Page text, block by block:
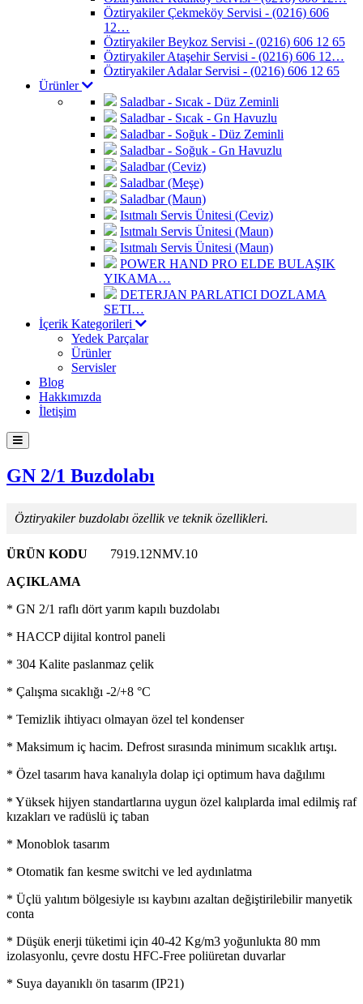
Öztiryakiler Çekmeköy Servisi - (0216) 606
12…
Öztiryakiler Beykoz Servisi - (0216) 606 12 65
Öztiryakiler Ataşehir Servisi - (0216) 606 12…
Öztiryakiler Adalar Servisi - (0216) 606 12 65
Ürünler
Saladbar - Sıcak - Düz Zeminli
Saladbar - Sıcak - Gn Havuzlu
Saladbar - Soğuk - Düz Zeminli
Saladbar - Soğuk - Gn Havuzlu
Saladbar (Ceviz)
Saladbar (Meşe)
Saladbar (Maun)
Isıtmalı Servis Ünitesi (Ceviz)
Isıtmalı Servis Ünitesi (Maun)
Isıtmalı Servis Ünitesi (Maun)
POWER HAND PRO ELDE BULAŞIK
YIKAMA…
DETERJAN PARLATICI DOZLAMA
SETI…
İçerik Kategorileri
Yedek Parçalar
Ürünler
Servisler
Blog
Hakkımızda
İletişim
GN 2/1 Buzdolabı
Öztiryakiler buzdolabı özellik ve teknik özellikleri.
ÜRÜN KODU
7919.12NMV.10
AÇIKLAMA
* GN 2/1 raflı dört yarım kapılı buzdolabı
* HACCP dijital kontrol paneli
* 304 Kalite paslanmaz çelik
* Çalışma sıcaklığı -2/+8 °C
* Temizlik ihtiyacı olmayan özel tel kondenser
* Maksimum iç hacim. Defrost sırasında minimum sıcaklık artışı.
* Özel tasarım hava kanalıyla dolap içi optimum hava dağılımı
* Yüksek hijyen standartlarına uygun özel kalıplarda imal edilmiş raf
kızakları ve radüslü iç taban
* Monoblok tasarım
* Otomatik fan kesme switchi ve led aydınlatma
* Üçlü yalıtım bölgesiyle ısı kaybını azaltan değiştirilebilir manyetik
conta
* Düşük enerji tüketimi için 40-42 Kg/m3 yoğunlukta 80 mm
izolasyonlu, çevre dostu HFC-Free poliüretan duvarlar
* Suya dayanıklı ön tasarım (IP21)